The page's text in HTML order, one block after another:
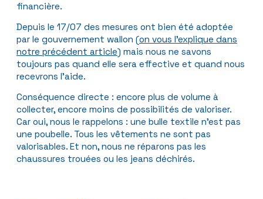
financière.
Depuis le 17/07 des mesures ont bien été adoptée
par le gouvernement wallon (on vous l’explique dans
notre précédent article) mais nous ne savons
toujours pas quand elle sera effective et quand nous
recevrons l’aide.
Conséquence directe : encore plus de volume à
collecter, encore moins de possibilités de valoriser.
Car oui, nous le rappelons : une bulle textile n’est pas
une poubelle. Tous les vêtements ne sont pas
valorisables. Et non, nous ne réparons pas les
chaussures trouées ou les jeans déchirés.